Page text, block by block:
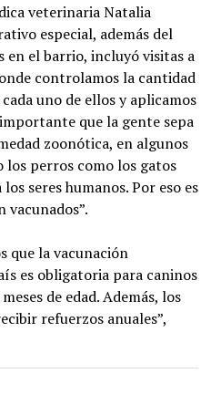
veterinaria Natalia
especial, además del
el barrio, incluyó visitas a
controlamos la cantidad
uno de ellos y aplicamos
que la gente sepa
zoonótica, en algunos
perros como los gatos
seres humanos. Por eso es
que la vacunación
es obligatoria para caninos
de edad. Además, los
refuerzos anuales”,